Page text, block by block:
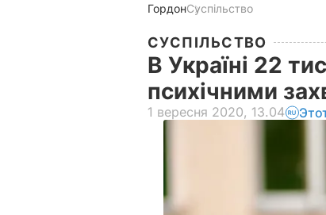
ГордонСуспільство
СУСПІЛЬСТВО
В Україні 22
психічними
1 вересня 2020, 13.04